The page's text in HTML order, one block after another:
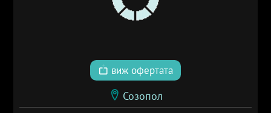
виж офертата
Созопол